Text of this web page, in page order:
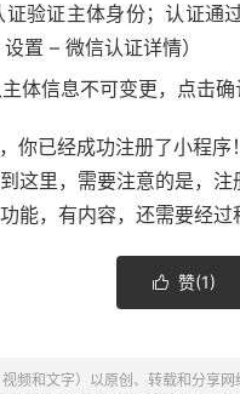
验证主体身份；认证通
置 – 微信认证详情）
体信息不可变更，点击确
你已经成功注册了小程序
这里，需要注意的是，
能，有内容，还需要经过
 赞(1)
频和文字）以原创、转载和分享